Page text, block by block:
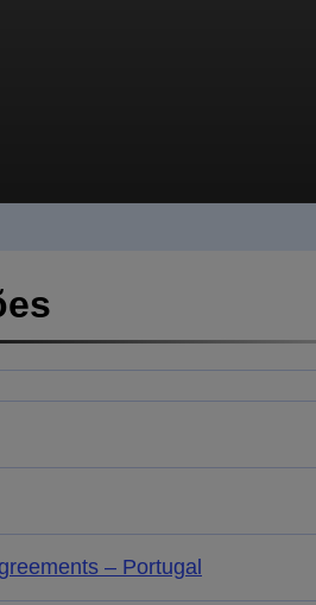
– Portugal